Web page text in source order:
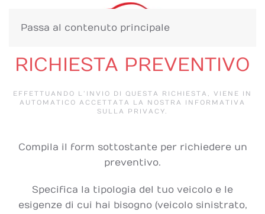
Passa al contenuto principale
RICHIESTA PREVENTIVO
EFFETTUANDO L’INVIO DI QUESTA RICHIESTA, VIENE IN
AUTOMATICO ACCETTATA LA NOSTRA INFORMATIVA
SULLA PRIVACY.
Compila il form sottostante per richiedere un
preventivo.
Specifica la tipologia del tuo veicolo e le
esigenze di cui hai bisogno (veicolo sinistrato,